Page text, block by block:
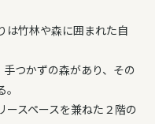
は竹林や森に囲まれた自
つかずの森があり、その
スペースを兼ねた２階の